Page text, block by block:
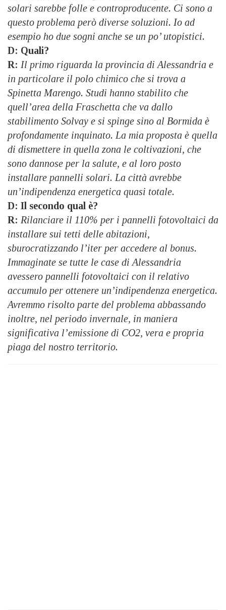
solari sarebbe folle e controproducente. Ci sono a
questo problema però diverse soluzioni. Io ad
esempio ho due sogni anche se un po’ utopistici.
D: Quali?
R: Il primo riguarda la provincia di Alessandria e
in particolare il polo chimico che si trova a
Spinetta Marengo. Studi hanno stabilito che
quell’area della Fraschetta che va dallo
stabilimento Solvay e si spinge sino al Bormida è
profondamente inquinato. La mia proposta è quella
di dismettere in quella zona le coltivazioni, che
sono dannose per la salute, e al loro posto
installare pannelli solari. La città avrebbe
un’indipendenza energetica quasi totale.
D: Il secondo qual è?
R: Rilanciare il 110% per i pannelli fotovoltaici da
installare sui tetti delle abitazioni,
sburocratizzando l’iter per accedere al bonus.
Immaginate se tutte le case di Alessandria
avessero pannelli fotovoltaici con il relativo
accumulo per ottenere un’indipendenza energetica.
Avremmo risolto parte del problema abbassando
inoltre, nel periodo invernale, in maniera
significativa l’emissione di CO2, vera e propria
piaga del nostro territorio.